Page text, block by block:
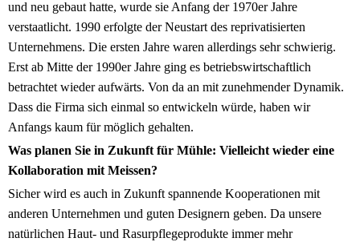
und neu gebaut hatte, wurde sie Anfang der 1970er Jahre
verstaatlicht. 1990 erfolgte der Neustart des reprivatisierten
Unternehmens. Die ersten Jahre waren allerdings sehr schwierig.
Erst ab Mitte der 1990er Jahre ging es betriebswirtschaftlich
betrachtet wieder aufwärts. Von da an mit zunehmender Dynamik.
Dass die Firma sich einmal so entwickeln würde, haben wir
Anfangs kaum für möglich gehalten.
Was planen Sie in Zukunft für Mühle: Vielleicht wieder eine
Kollaboration mit Meissen?
Sicher wird es auch in Zukunft spannende Kooperationen mit
anderen Unternehmen und guten Designern geben. Da unsere
natürlichen Haut- und Rasurpflegeprodukte immer mehr